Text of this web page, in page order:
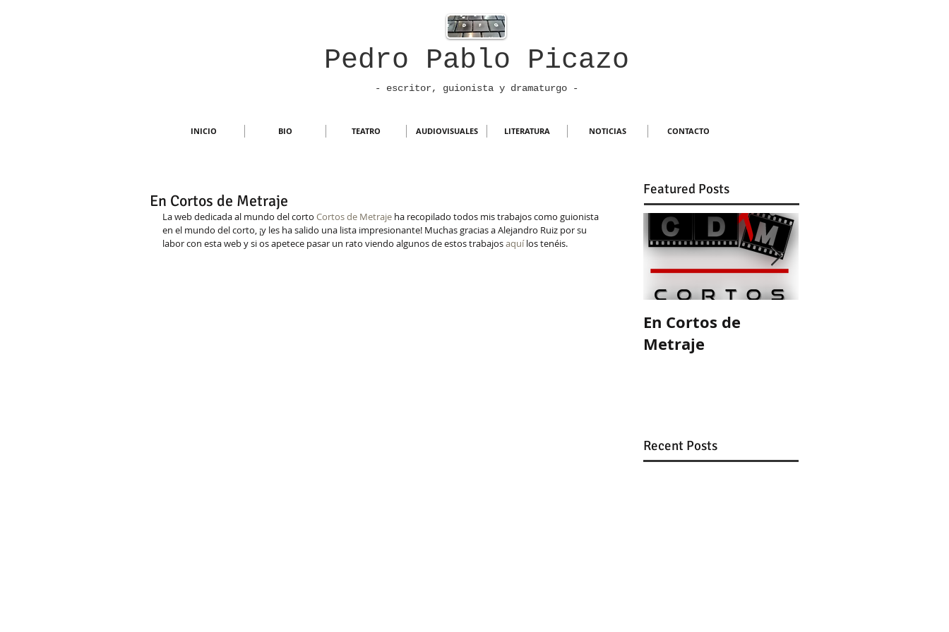
Pedro Pablo Picazo
- escritor, guionista y dramaturgo -
INICIO BIO TEATRO AUDIOVISUALES LITERATURA NOTICIAS CONTACTO
En Cortos de Metraje
La web dedicada al mundo del corto Cortos de Metraje ha recopilado todos mis trabajos como guionista
en el mundo del corto, ¡y les ha salido una lista impresionante! Muchas gracias a Alejandro Ruiz por su
labor con esta web y si os apetece pasar un rato viendo algunos de estos trabajos aquí los tenéis.
Featured Posts
En Cortos de
Metraje
Recent Posts